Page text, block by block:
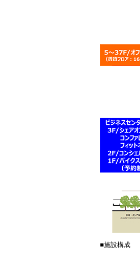
■施設構成